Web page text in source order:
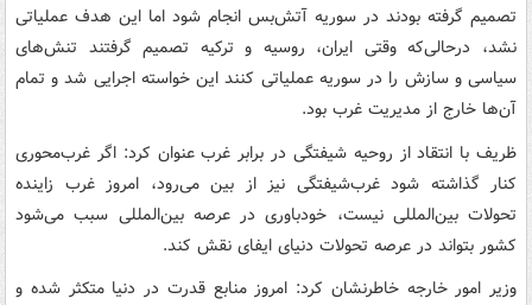
تصمیم گرفته بودند در سوریه آتش‌بس انجام شود اما این هدف عملیاتی
نشد، درحالی‌که وقتی ایران، روسیه و ترکیه تصمیم گرفتند تنش‌های
سیاسی و سازش را در سوریه عملیاتی کنند این خواسته اجرایی شد و تمام
آن‌ها خارج از مدیریت غرب بود.
ظریف با انتقاد از روحیه شیفتگی در برابر غرب عنوان کرد: اگر غرب‌محوری
کنار گذاشته شود غرب‌شیفتگی نیز از بین می‌رود، امروز غرب زاینده
تحولات بین‌المللی نیست، خودباوری در عرصه بین‌المللی سبب می‌شود
کشور بتواند در عرصه تحولات دنیای ایفای نقش کند.
وزیر امور خارجه خاطرنشان کرد: امروز منابع قدرت در دنیا متکثر شده و